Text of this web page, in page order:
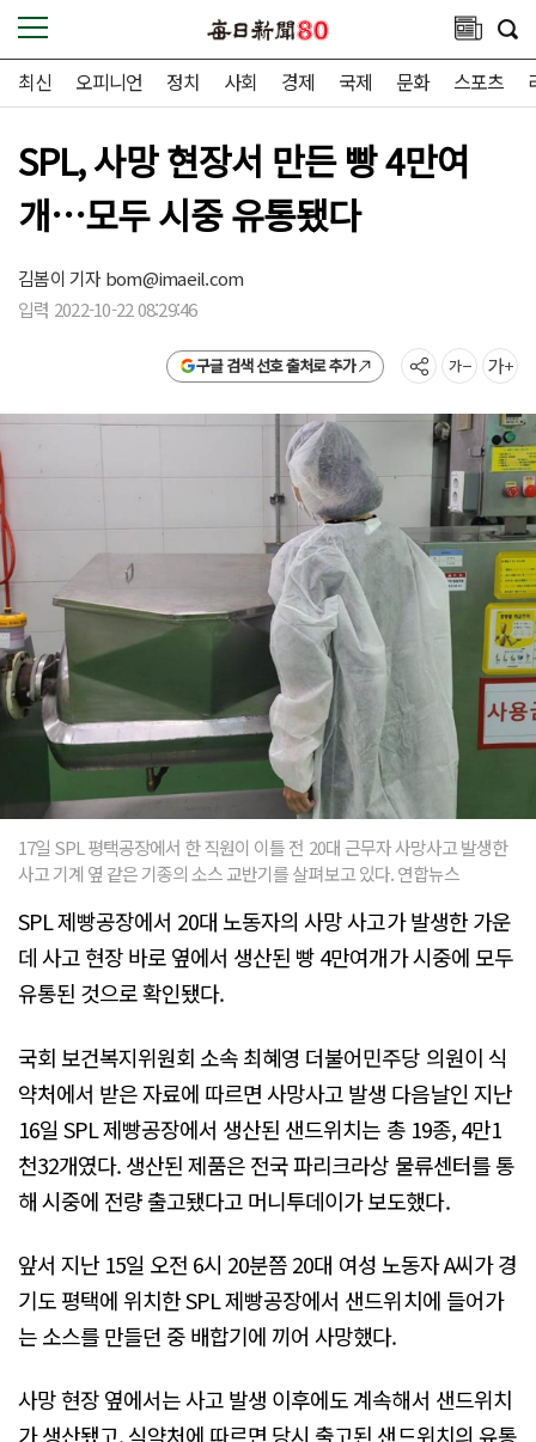
최신 오피니언 정치 사회 경제 국제 문화 스포츠
SPL, 사망 현장서 만든 빵 4만여
개…모두 시중 유통됐다
김봄이 기자bom@imaeil.com
입력 2022-10-22 08:29:46
구글 검색 선호 출처로 추가
17일 SPL 평택공장에서 한 직원이 이틀 전 20대 근무자 사망사고 발생한
사고 기계 옆 같은 기종의 소스 교반기를 살펴보고 있다. 연합뉴스
SPL 제빵공장에서 20대 노동자의 사망 사고가 발생한 가운
데 사고 현장 바로 옆에서 생산된 빵 4만여개가 시중에 모두
유통된 것으로 확인됐다.
국회 보건복지위원회 소속 최혜영 더불어민주당 의원이 식
약처에서 받은 자료에 따르면 사망사고 발생 다음날인 지난
16일 SPL 제빵공장에서 생산된 샌드위치는 총 19종, 4만1
천32개였다. 생산된 제품은 전국 파리크라상 물류센터를 통
해 시중에 전량 출고됐다고 머니투데이가 보도했다.
앞서 지난 15일 오전 6시 20분쯤 20대 여성 노동자 A씨가 경
기도 평택에 위치한 SPL 제빵공장에서 샌드위치에 들어가
는 소스를 만들던 중 배합기에 끼어 사망했다.
사망 현장 옆에서는 사고 발생 이후에도 계속해서 샌드위치
가 생산됐고, 식약처에 따르면 당시 출고된 샌드위치의 유통